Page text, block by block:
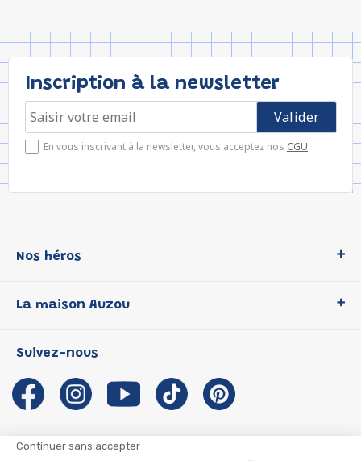
Continuer sans accepter
Inscription à la newsletter
En vous inscrivant à la newsletter, vous acceptez nos CGU.
Nos héros
P'tit Loup
Les Influenceuses
Migali
Petite Taupe
La maison Auzou
Notre histoire
Auzou s'engage
Auteurs et illustrateurs Auzou
Suivez-nous